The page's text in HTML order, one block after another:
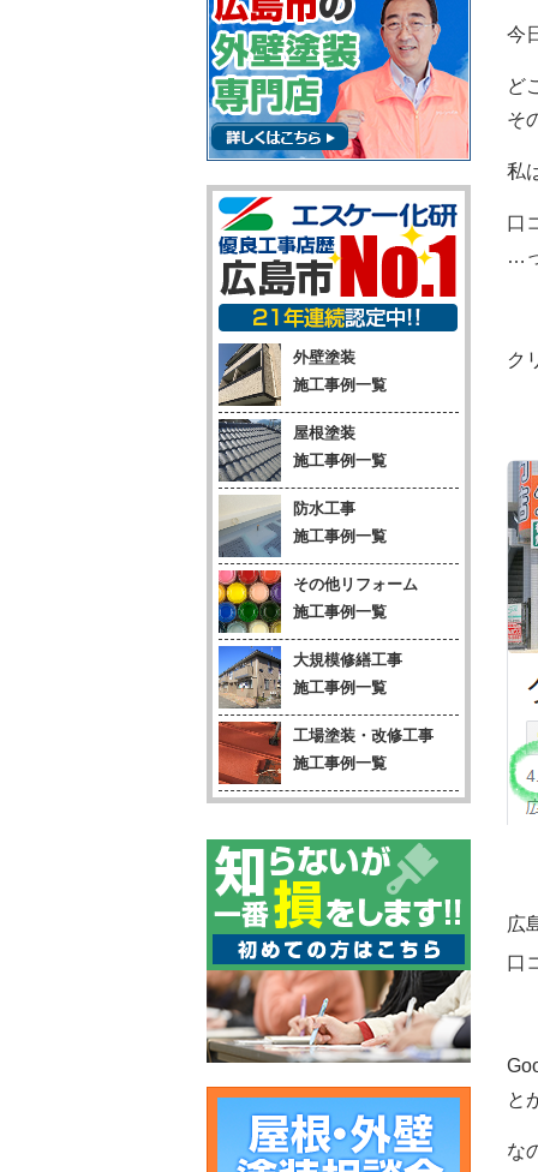
今
ど
そ
私
口
…
ク
広
口
と
な
外壁塗装
施工事例一覧
屋根塗装
施工事例一覧
防水工事
施工事例一覧
その他リフォーム
施工事例一覧
大規模修繕工事
施工事例一覧
工場塗装・改修工事
施工事例一覧